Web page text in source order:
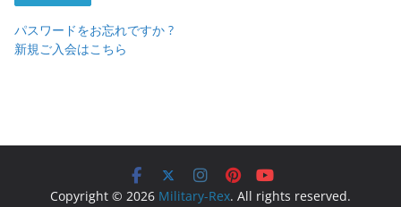
パスワードをお忘れですか ?
新規ご入会はこちら
Copyright © 2026 Military-Rex. All rights reserved.